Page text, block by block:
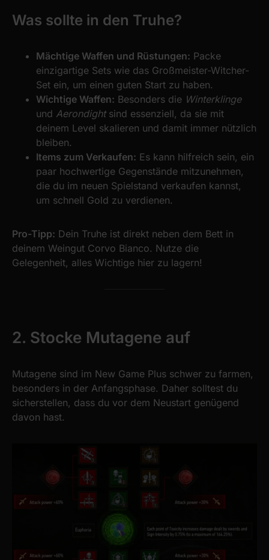
Was sollte in den Truhe?
Mächtige Waffen und Rüstungen: Packe
einzigartige Sets wie das Großmeister-Witcher-
Set ein, um einen guten Start zu haben.
Wichtige Waffen: Besonders die Winterklinge
und Aerondightsind essenziell, da sie mit
deinem Level skalieren und damit immer nützlich
bleiben.
Items zum Verkaufen: Es kann hilfreich sein, ein
paar hochwertige Gegenstände mitzunehmen,
die du im neuen Spielstand verkaufen kannst,
um schnell Gold zu verdienen.
Pro-Tipp: Dein Truhe ist direkt neben dem Bett in
deinem Weingut Corvo Bianco. Nutze die
Gelegenheit, alles Wichtige hier zu lagern!
2. Stocke Mutagene auf
Mutagene sind im New Game Plus schwer zu farmen,
besonders in der Anfangsphase. Daher solltest du
sicherstellen, dass du vor dem Neustart genügend
davon hast.